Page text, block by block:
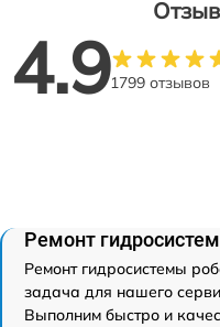
4.91799 отзывов
Ремонт
Ремонт гидросистемы
задача для нашего
Выполним быстро и